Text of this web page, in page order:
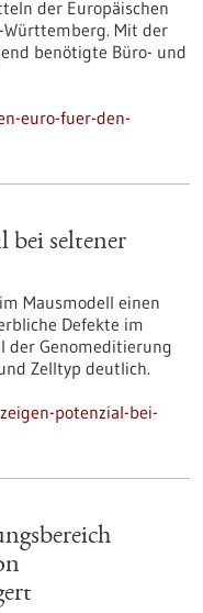
der Europäischen
Württemberg. Mit der
benötigte Büro- und
euro-fuer-den-
bei seltener
Mausmodell einen
Defekte im
der Genomeditierung
Zelltyp deutlich.
potenzial-bei-